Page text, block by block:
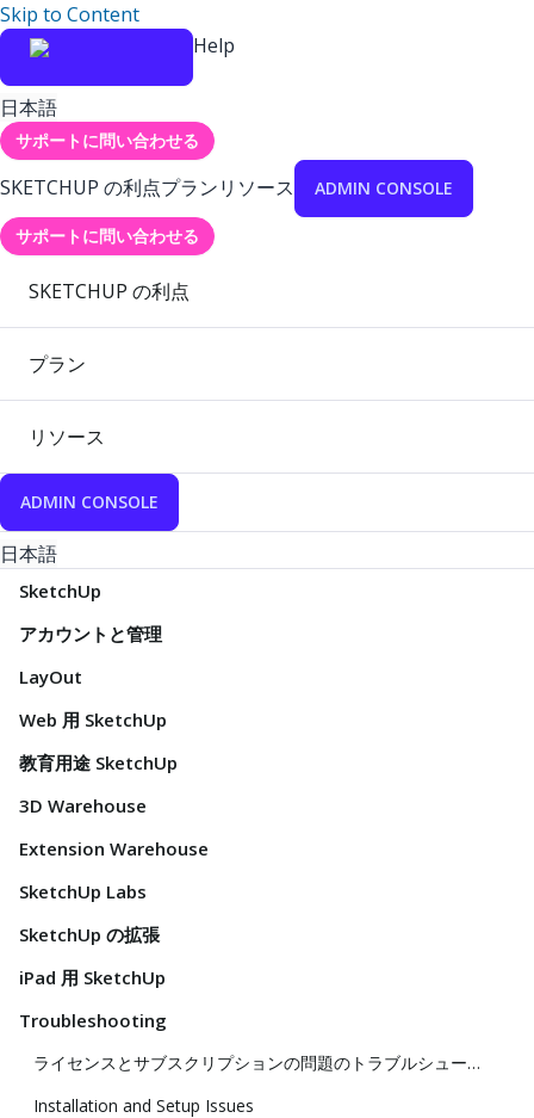
Skip to Content
Help
日本語
サポートに問い合わせる
SKETCHUP の利点プランリソース ADMIN CONSOLE
サポートに問い合わせる
SKETCHUP の利点
プラン
リソース
ADMIN CONSOLE
日本語
SketchUp
アカウントと管理
LayOut
Web 用 SketchUp
教育用途 SketchUp
3D Warehouse
Extension Warehouse
SketchUp Labs
SketchUp の拡張
iPad 用 SketchUp
Troubleshooting
ライセンスとサブスクリプションの問題のトラブルシューティング
Installation and Setup Issues